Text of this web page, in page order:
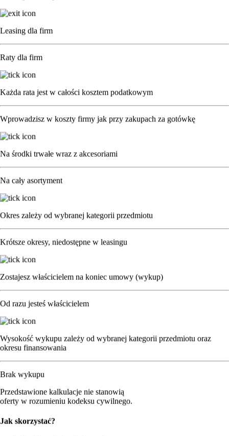
DJI Care
Branże
Poszukiwania i ratownictwo
Geodezja i mapowanie
Pomiary i mapowanie terenu
Budownictwo i infrastruktura
Górnictwo i przemysł wydobywczy
Energetyka
Aktualności
Kontakt
0
0
Kontakt
OUTLET
Strona główna|Drony| Drony rekreacyjne
Neo 2 Fly More Combo (Bez Kontrolera)
Leasing dla firm
Raty dla firm
Każda rata jest w całości kosztem podatkowym
Wprowadzisz w koszty firmy jak przy zakupach za gotówkę
Na środki trwałe wraz z akcesoriami
Na cały asortyment
Okres zależy od wybranej kategorii przedmiotu
Krótsze okresy, niedostępne w leasingu
Zostajesz właścicielem na koniec umowy (wykup)
Od razu jesteś właścicielem
Wysokość wykupu zależy od wybranej kategorii przedmiotu oraz
okresu finansowania
Brak wykupu
Przedstawione kalkulacje nie stanowią
oferty w rozumieniu kodeksu cywilnego.
Jak skorzystać?